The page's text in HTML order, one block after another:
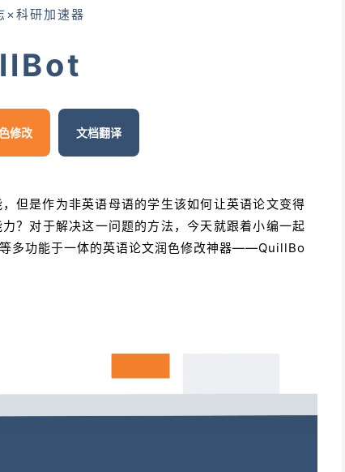
×科研加速器
修改 文档翻译
但是作为非英语母语的学生该如何让英语论文变得
？对于解决这一问题的方法，今天就跟着小编一起
多功能于一体的英语论文润色修改神器——QuillBo